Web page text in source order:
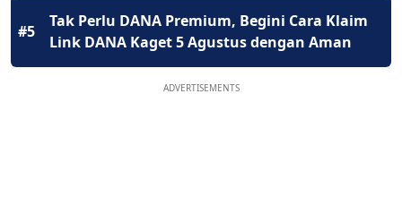
#5
Tak Perlu DANA Premium, Begini Cara Klaim
Link DANA Kaget 5 Agustus dengan Aman
ADVERTISEMENTS